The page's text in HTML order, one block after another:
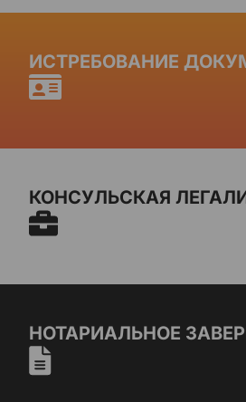
ИСТРЕБОВАНИЕ
КОНСУЛЬСКАЯ
НОТАРИАЛЬНОЕ